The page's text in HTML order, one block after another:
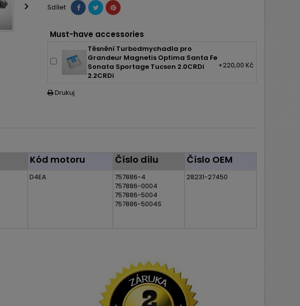
 Sdílet
Must-have accessories
Těsnění Turbodmychadla pro
Grandeur Magnetis Optima Santa Fe
Sonata Sportage Tucson 2.0CRDi
2.2CRDi
+220,00 Kč
 Drukuj
Kód motoru Číslo dílu Číslo OEM
D4EA
757886-4
757886-0004
757886-5004
757886-5004S
28231-27450